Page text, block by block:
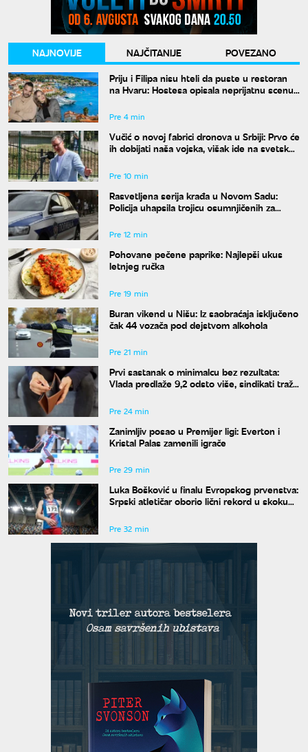
NAJNOVIJE NAJČITANIJE
POVEZANO
Priju i Filipa nisu hteli da puste u restoran
na Hvaru: Hostesa opisala neprijatnu scenu,
Pre 4 min
Vučić o novoj fabrici dronova u Srbiji: Prvo će
ih dobijati naša vojska, višak ide na svetsko
Pre 10 min
Rasvetljena serija krađa u Novom Sadu:
Policija uhapsila trojicu osumnjičenih za
Pre 12 min
Pohovane pečene paprike: Najlepši ukus
letnjeg ručka
Pre 19 min
Buran vikend u Nišu: Iz saobraćaja isključeno
čak 44 vozača pod dejstvom alkohola
Pre 21 min
Prvi sastanak o minimalcu bez rezultata:
Vlada predlaže 9,2 odsto više, sindikati traže
Pre 24 min
Zanimljiv posao u Premijer ligi: Everton i
Kristal Palas zamenili igrače
Pre 29 min
Luka Bošković u finalu Evropskog prvenstva:
Srpski atletičar oborio lični rekord u skoku
Pre 32 min